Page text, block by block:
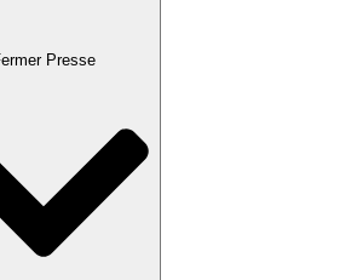
Presse